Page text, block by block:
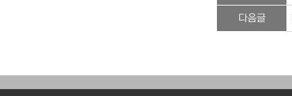
다음글